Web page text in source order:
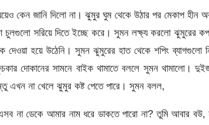
কেন জানি দিলো না। ঝুমুর ঘুম থেকে উঠার পর মেকাপ হীন
চুলগুলো সরিয়ে দিতে ইচ্ছে করে। সুমন লক্ষ্য করলো ঝুমুরের
হয়ে উঠেনি। সুমন ঝুমুরের হাত থেকে শপিং ব্যাগগুলো
দোকানের সামনে বাইক থামাতে বললে সুমন থামালো।
এখন না খেলে ঝুমুর কষ্ট পেতে পারে। সুমন বলল,
না ডেকে আমার নাম ধরে ডাকতে পারো না? তুমি আবার বউ,